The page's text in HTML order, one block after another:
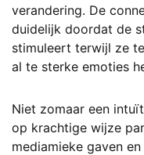
verandering. De
duidelijk doordat de
stimuleert terwijl ze
al te sterke emoties
Niet zomaar een
op krachtige wijze
mediamieke gaven